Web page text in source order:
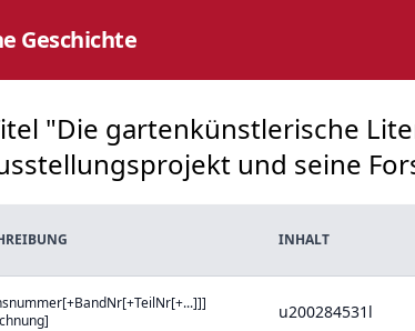
Geschichte
"Die gartenkünstlerische
und seine
INHALT
u200284531l